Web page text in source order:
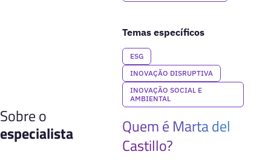
Temas específicos
ESG
INOVAÇÃO DISRUPTIVA
INOVAÇÃO SOCIAL E
AMBIENTAL
Sobre o
especialista
Quem é Marta del
Castillo?